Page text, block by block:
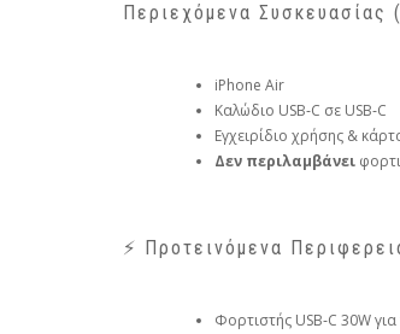
Περιεχόμενα Συσκευασίας
iPhone Air
Καλώδιο USB‑C σε USB‑C
Εγχειρίδιο χρήσης &
Δεν περιλαμβάνει
⚡ Προτεινόμενα
Φορτιστής USB‑C 30W